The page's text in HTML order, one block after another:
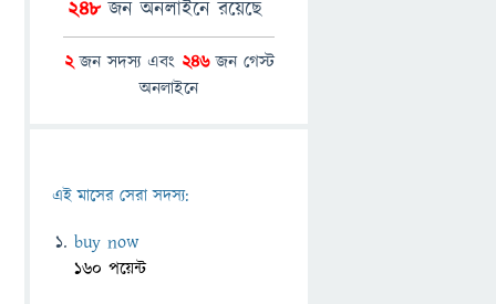
248জন অনলাইনে রয়েছে
2জন সদস্য এবং 246জন গেস্ট
অনলাইনে
এই মাসের সেরা সদস্য:
buy now
160 পয়েন্ট